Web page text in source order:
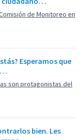
de Monitoreo en
Esperamos que
son protagonistas del
bien. Les